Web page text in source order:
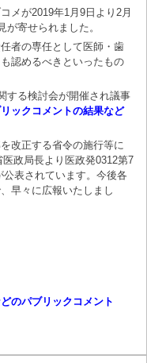
メが2019年1月9日より2月
寄せられました。
者の専任として医師・歯
認めるべきといったもの
する検討会が開催され議事
ックコメントの結果など
改正する省令の施行等に
政局長より医政発0312第7
表されています。今後各
早々に広報いたしまし
のパブリックコメント